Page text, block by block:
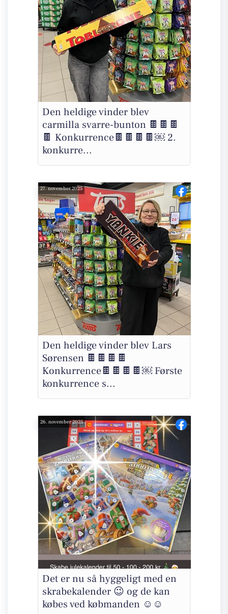
Den heldige vinder blev
carmilla svarre-bunton 🍫🍫🍫
🍫 Konkurrence🍫🍫🍫🍫￼ 2.
konkurre...
27. november 2025
Den heldige vinder blev Lars
Sørensen 🍫🍫🍫🍫
Konkurrence🍫🍫🍫🍫￼ Første
konkurrence s...
26. november 2025
Det er nu så hyggeligt med en
skrabekalender 😉 og de kan
købes ved købmanden ☺️☺️